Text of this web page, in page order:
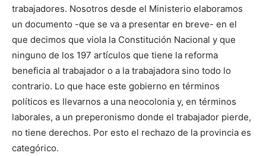
trabajadores. Nosotros desde el Ministerio elaboramos
un documento -que se va a presentar en breve- en el
que decimos que viola la Constitución Nacional y que
ninguno de los 197 artículos que tiene la reforma
beneficia al trabajador o a la trabajadora sino todo lo
contrario. Lo que hace este gobierno en términos
políticos es llevarnos a una neocolonia y, en términos
laborales, a un preperonismo donde el trabajador pierde,
no tiene derechos. Por esto el rechazo de la provincia es
categórico.